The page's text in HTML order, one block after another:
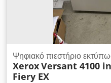
Ψηφιακό πιεστήριο
XeroxVersant 4100
Fiery EX